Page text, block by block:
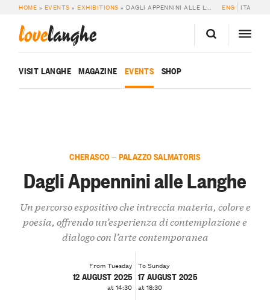
HOME » EVENTS »EXHIBITIONS » DAGLI APPENNINI ALLE LANGHE ENG ITA
lovelanghe
VISIT LANGHE MAGAZINE EVENTS SHOP
CHERASCO — PALAZZO SALMATORIS
Dagli Appennini alle Langhe
Un percorso espositivo che intreccia materia, colore e
poesia, offrendo un’esperienza di contemplazione e
dialogo con l’arte contemporanea
From Tuesday
12 AUGUST 2025
at 14:30
To Sunday
17 AUGUST 2025
at 18:30